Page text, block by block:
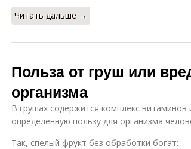
Читать дальше →
Польза от груш или
организма
В грушах содержится комплекс
определенную пользу для организма
Так, спелый фрукт без обработки богат: